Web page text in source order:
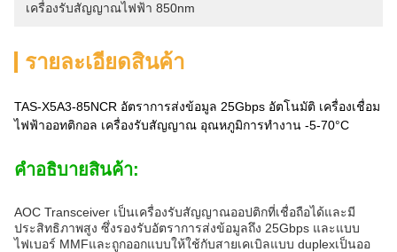
เครื่องรับสัญญาณไฟฟ้า 850nm
รายละเอียดสินค้า
TAS-X5A3-85NCR อัตราการส่งข้อมูล 25Gbps อัตโนมัติ เครื่องเชื่อม
ไฟฟ้าออทติกอล เครื่องรับสัญญาณ อุณหภูมิการทํางาน -5-70°C
คําอธิบายสินค้า:
AOC Transceiver เป็นเครื่องรับสัญญาณออปติกที่เชื่อถือได้และมี
ประสิทธิภาพสูง ซึ่งรองรับอัตราการส่งข้อมูลถึง 25Gbps และแบบ
ไฟเบอร์ MMFและถูกออกแบบให้ใช้กับสายเคเบิลแบบ duplexเป็นออ